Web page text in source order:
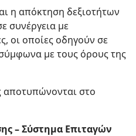
η απόκτηση δεξιοτήτων
συνέργεια με
οι οποίες οδηγούν σε
με τους όρους της
αποτυπώνονται στο
– Σύστημα Επιταγών